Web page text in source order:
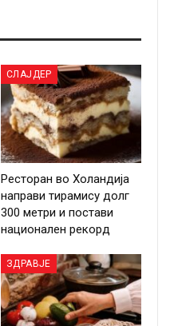
СЛАЈДЕР
Ресторан во Холандија
направи тирамису долг
300 метри и постави
национален рекорд
ЗДРАВЈЕ